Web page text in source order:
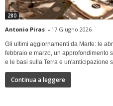
280
Antonio Piras - 17 Giugno 2026
Gli ultimi aggiornamenti da Marte: le
febbraio e marzo, un approfondimento
e le basi sulla Terra e un'anticipazione
Continua a leggere